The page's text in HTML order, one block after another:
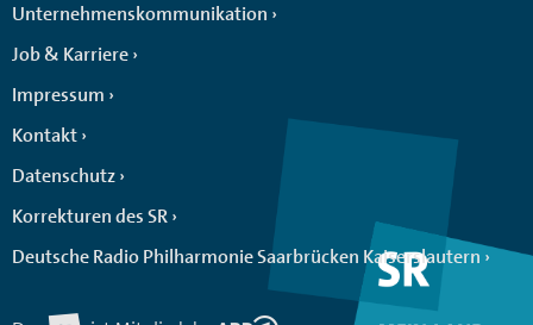
Unternehmenskommunikation
Job & Karriere
Impressum
Kontakt
Datenschutz
Korrekturen des SR
Deutsche Radio Philharmonie Saarbrücken Kaiserslautern